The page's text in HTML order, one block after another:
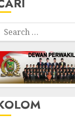
Search